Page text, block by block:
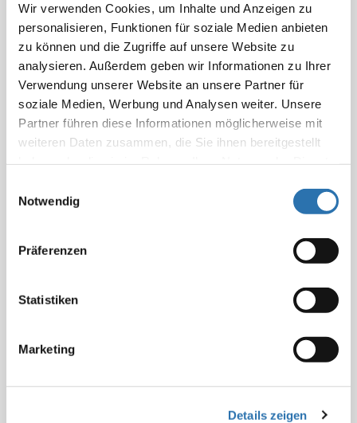
Wir verwenden Cookies, um Inhalte und Anzeigen zu
personalisieren, Funktionen für soziale Medien anbieten
zu können und die Zugriffe auf unsere Website zu
analysieren. Außerdem geben wir Informationen zu Ihrer
Verwendung unserer Website an unsere Partner für
soziale Medien, Werbung und Analysen weiter. Unsere
Partner führen diese Informationen möglicherweise mit
weiteren Daten zusammen, die Sie ihnen bereitgestellt
Cookies, wenn Sie unsere Webseite weiterhin
Notwendig
Präferenzen
Statistiken
Marketing
Details zeigen
und Patienten. Die Umsetzungsfrist der
Reform auf 2027 zu verschieben, sei
„nicht hinzunehmen“.
Im Rahmen des Reformprozesses müssten zudem
die Bedingungen der Medizinstudierenden im
Praktischen Jahr verbessert werden. Dazu gehöre
zwingend, zwischen Krankheitstagen und Fehlzeiten
Medizinstudierenden im Praktischen Jahr einzuführen.
„In der aktuellen Fehlzeitenregelung sind lediglich 30
Fehlzeiten keine Berücksichtigung finden“, kritisierten
die Abgeordneten. Die derzeitige Möglichkeit, nur einen
nicht annehmbare Unsicherheit und ein
Patientensicherheit, die Gesundheit der